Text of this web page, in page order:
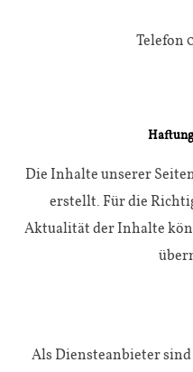
Telefon
Die Inhalte unserer
erstellt. Für die
Aktualität der Inhalte
Als Diensteanbieter sind